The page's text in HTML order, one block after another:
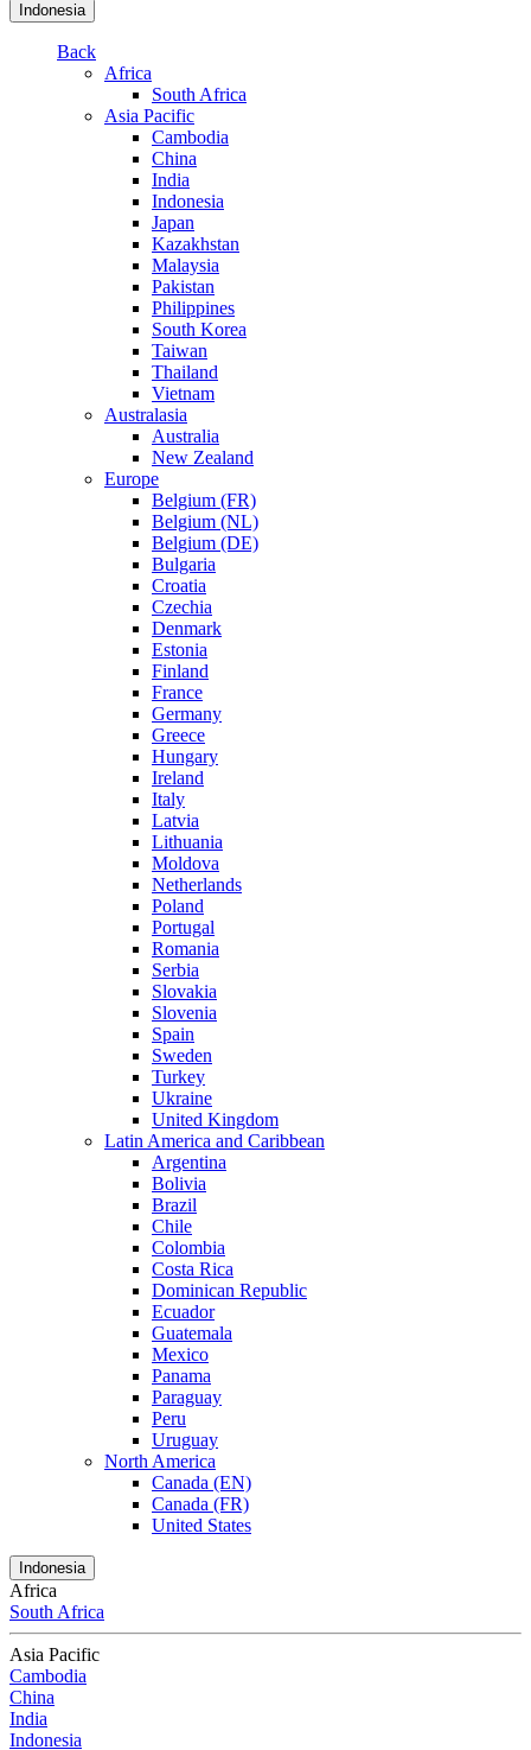
Indonesia
Back
Africa
South Africa
Asia Pacific
Cambodia
China
India
Indonesia
Japan
Kazakhstan
Malaysia
Pakistan
Philippines
South Korea
Taiwan
Thailand
Vietnam
Australasia
Australia
New Zealand
Europe
Belgium (FR)
Belgium (NL)
Belgium (DE)
Bulgaria
Croatia
Czechia
Denmark
Estonia
Finland
France
Germany
Greece
Hungary
Ireland
Italy
Latvia
Lithuania
Moldova
Netherlands
Poland
Portugal
Romania
Serbia
Slovakia
Slovenia
Spain
Sweden
Turkey
Ukraine
United Kingdom
Latin America and Caribbean
Argentina
Bolivia
Brazil
Chile
Colombia
Costa Rica
Dominican Republic
Ecuador
Guatemala
Mexico
Panama
Paraguay
Peru
Uruguay
North America
Canada (EN)
Canada (FR)
United States
Indonesia
Africa
South Africa
Asia Pacific
Cambodia
China
India
Indonesia